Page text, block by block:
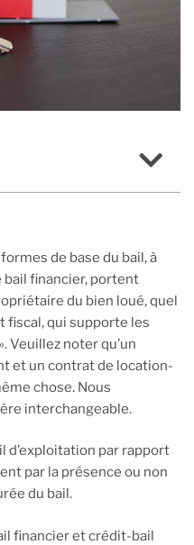
de base du bail, à
bail financier, portent
du bien loué, quel
qui supporte les
Veuillez noter qu’un
et un contrat de location-
chose. Nous
interchangeable.
d’exploitation par rapport
par la présence ou non
du bail.
financier et crédit-bail